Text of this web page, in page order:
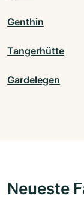
Genthin
Tangerhütte
Gardelegen
Neueste